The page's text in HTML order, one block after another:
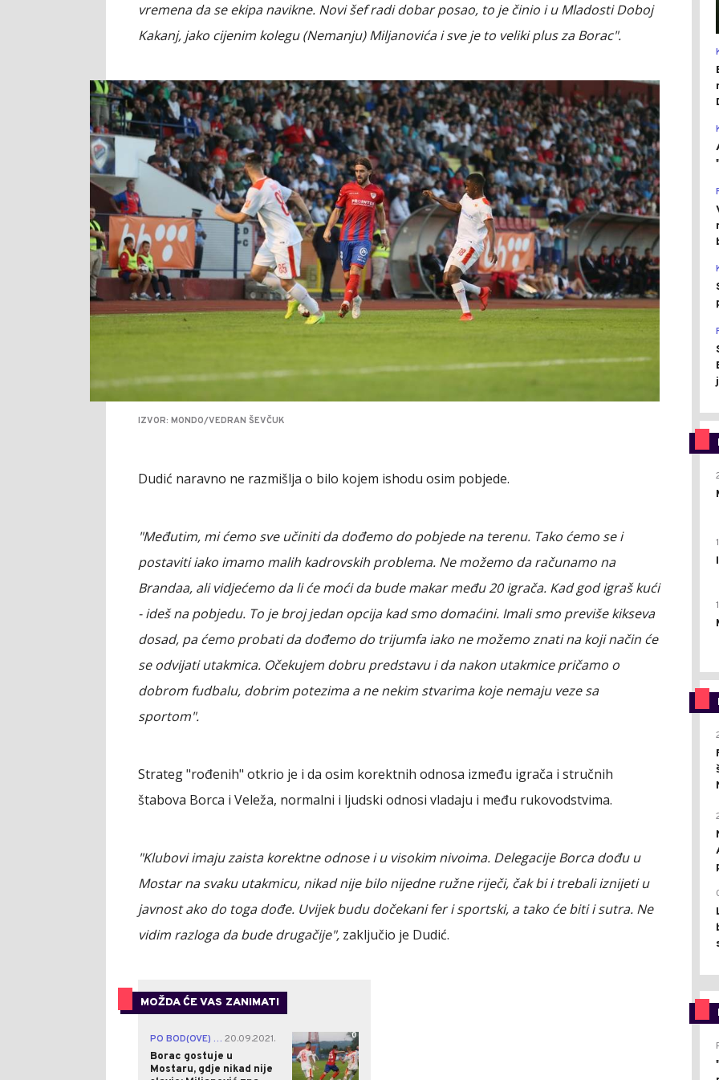
vremena da se ekipa navikne. Novi šef radi dobar posao, to je činio i u Mladosti Doboj
Kakanj, jako cijenim kolegu (Nemanju) Miljanovića i sve je to veliki plus za Borac".
IZVOR: MONDO/VEDRAN ŠEVČUK
Dudić naravno ne razmišlja o bilo kojem ishodu osim pobjede.
"Međutim, mi ćemo sve učiniti da dođemo do pobjede na terenu. Tako ćemo se i
postaviti iako imamo malih kadrovskih problema. Ne možemo da računamo na
Brandaa, ali vidjećemo da li će moći da bude makar među 20 igrača. Kad god igraš kući
- ideš na pobjedu. To je broj jedan opcija kad smo domaćini. Imali smo previše kikseva
dosad, pa ćemo probati da dođemo do trijumfa iako ne možemo znati na koji način će
se odvijati utakmica. Očekujem dobru predstavu i da nakon utakmice pričamo o
dobrom fudbalu, dobrim potezima a ne nekim stvarima koje nemaju veze sa
sportom".
Strateg "rođenih" otkrio je i da osim korektnih odnosa između igrača i stručnih
štabova Borca i Veleža, normalni i ljudski odnosi vladaju i među rukovodstvima.
"Klubovi imaju zaista korektne odnose i u visokim nivoima. Delegacije Borca dođu u
Mostar na svaku utakmicu, nikad nije bilo nijedne ružne riječi, čak bi i trebali iznijeti u
javnost ako do toga dođe. Uvijek budu dočekani fer i sportski, a tako će biti i sutra. Ne
vidim razloga da bude drugačije", zaključio je Dudić.
MOŽDA ĆE VAS ZANIMATI
PO BOD(OVE) U VRAPČIĆE! 20.09.2021.
Borac gostuje u
Mostaru, gdje nikad nije
0